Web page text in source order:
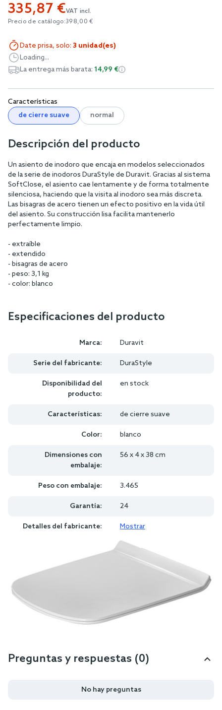
the
images
335,87 €VAT incl.
Precio de catálogo:398,00 €
Características
de cierre suave
normal
Date prisa, solo: 3 unidad(es)
Loading...
La entrega más barata: 14,99 €
Descripción del producto
Un asiento de inodoro que encaja en modelos seleccionados
de la serie de inodoros DuraStyle de Duravit. Gracias al sistema
SoftClose, el asiento cae lentamente y de forma totalmente
silenciosa, haciendo que la visita al inodoro sea más discreta.
Las bisagras de acero tienen un efecto positivo en la vida útil
del asiento. Su construcción lisa facilita mantenerlo
perfectamente limpio.
- extraíble
- extendido
- bisagras de acero
- peso: 3,1 kg
- color: blanco
Especificaciones del producto
Marca: Duravit
Serie del fabricante: DuraStyle
Disponibilidad del
producto:
en stock
Características: de cierre suave
Color: blanco
Dimensiones con
embalaje:
56 x 4 x 38 cm
Peso con embalaje: 3.465
Garantía: 24
Detalles del fabricante: Mostrar
Preguntas y respuestas (0)
No hay preguntas